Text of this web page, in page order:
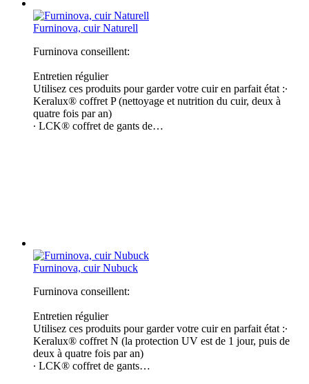
Furninova, cuir Naturell
Furninova conseillent:
Entretien régulier
Utilisez ces produits pour garder votre cuir en parfait état :∙
Keralux® coffret P (nettoyage et nutrition du cuir, deux à
quatre fois par an)
∙ LCK® coffret de gants de…
Furninova, cuir Nubuck
Furninova conseillent:
Entretien régulier
Utilisez ces produits pour garder votre cuir en parfait état :​∙
Keralux® coffret N (la protection UV est de 1 jour, puis de
deux à quatre fois par an)
∙ LCK® coffret de gants…